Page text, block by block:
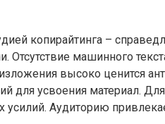
копирайтинга –
Отсутствие машинного
высоко ценится
для усвоения материал.
Аудиторию